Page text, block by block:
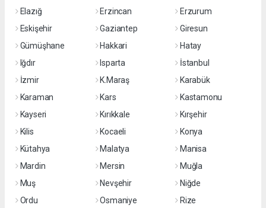
Elazığ
Erzincan
Erzurum
Eskişehir
Gaziantep
Giresun
Gümüşhane
Hakkari
Hatay
Iğdır
Isparta
İstanbul
İzmir
K.Maraş
Karabük
Karaman
Kars
Kastamonu
Kayseri
Kırıkkale
Kırşehir
Kilis
Kocaeli
Konya
Kütahya
Malatya
Manisa
Mardin
Mersin
Muğla
Muş
Nevşehir
Niğde
Ordu
Osmaniye Rize